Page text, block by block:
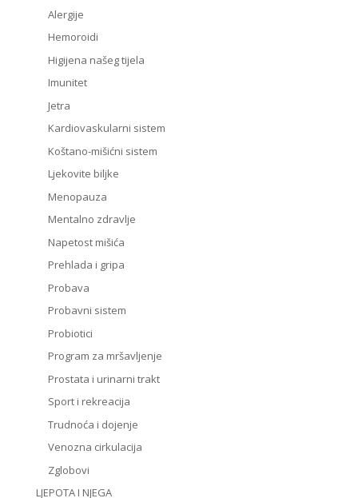
Alergije
Hemoroidi
Higijena našeg tijela
Imunitet
Jetra
Kardiovaskularni sistem
Koštano-mišićni sistem
Ljekovite biljke
Menopauza
Mentalno zdravlje
Napetost mišića
Prehlada i gripa
Probava
Probavni sistem
Probiotici
Program za mršavljenje
Prostata i urinarni trakt
Sport i rekreacija
Trudnoća i dojenje
Venozna cirkulacija
Zglobovi
LJEPOTA I NJEGA